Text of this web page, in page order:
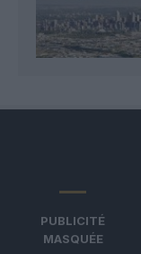
PUBLICITÉ
MASQUÉE